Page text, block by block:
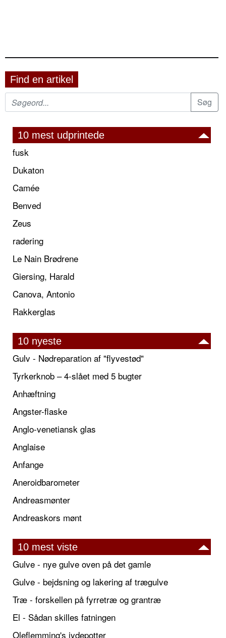
Find en artikel
10 mest udprintede
fusk
Dukaton
Camée
Benved
Zeus
radering
Le Nain Brødrene
Giersing, Harald
Canova, Antonio
Rakkerglas
10 nyeste
Gulv - Nødreparation af "flyvestød"
Tyrkerknob – 4-slået med 5 bugter
Anhæftning
Angster-flaske
Anglo-venetiansk glas
Anglaise
Anfange
Aneroidbarometer
Andreasmønter
Andreaskors mønt
10 mest viste
Gulve - nye gulve oven på det gamle
Gulve - bejdsning og lakering af trægulve
Træ - forskellen på fyrretræ og grantræ
El - Sådan skilles fatningen
Oleflemming's jydepotter